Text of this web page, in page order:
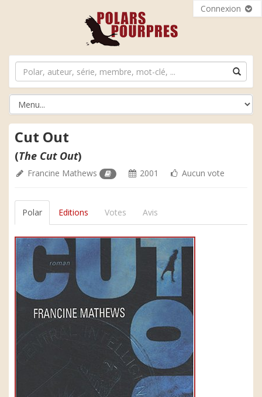
Connexion
Cut Out
(The Cut Out)
Francine Mathews 2001 Aucun vote
Polar Editions Votes Avis